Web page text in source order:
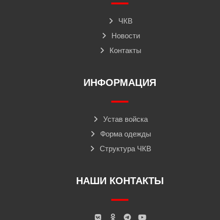
ЧКВ
Новости
Контакты
ИНФОРМАЦИЯ
Устав войска
Форма одежды
Структура ЧКВ
НАШИ КОНТАКТЫ